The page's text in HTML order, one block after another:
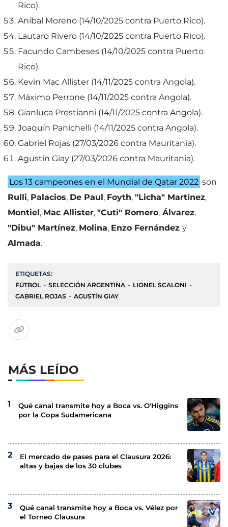
Rico).
Aníbal Moreno (14/10/2025 contra Puerto Rico).
Lautaro Rivero (14/10/2025 contra Puerto Rico).
Facundo Cambeses (14/10/2025 contra Puerto
Rico).
Kevin Mac Allister (14/11/2025 contra Angola).
Máximo Perrone (14/11/2025 contra Angola).
Gianluca Prestianni (14/11/2025 contra Angola).
Joaquín Panichelli (14/11/2025 contra Angola).
Gabriel Rojas (27/03/2026 contra Mauritania).
Agustín Giay (27/03/2026 contra Mauritania).
Los 13 campeones en el Mundial de Qatar 2022 son
Rulli, Palacios, De Paul, Foyth, "Licha" Martínez,
Montiel, Mac Allister, "Cuti" Romero, Álvarez,
"Dibu" Martínez, Molina, Enzo Fernández y
Almada.
ETIQUETAS:
FÚTBOL
SELECCIÓN ARGENTINA
LIONEL SCALONI
GABRIEL ROJAS
AGUSTÍN GIAY
MÁS LEÍDO
Qué canal transmite hoy a Boca vs. O'Higgins
por la Copa Sudamericana
El mercado de pases para el Clausura 2026:
altas y bajas de los 30 clubes
Qué canal transmite hoy a Boca vs. Vélez por
el Torneo Clausura